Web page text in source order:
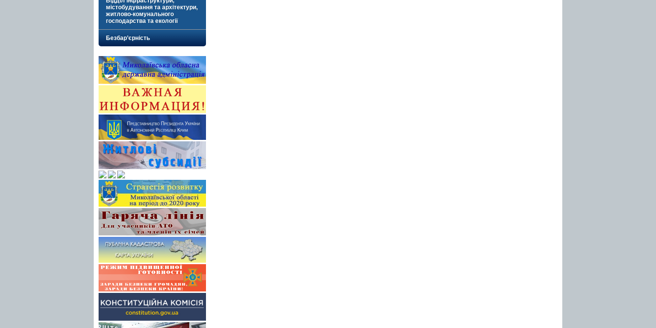
містобудування та архітектури,
житлово-комунального
господарства та екології
Безбар’єрність